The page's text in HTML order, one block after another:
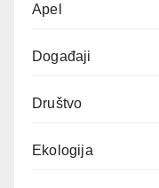
Apel
Događaji
Društvo
Ekologija